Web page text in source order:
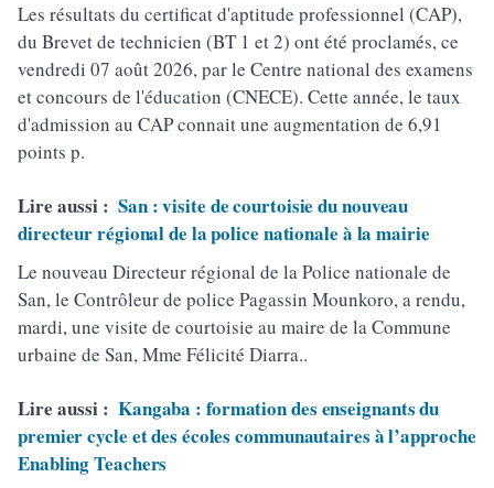
Les résultats du certificat d'aptitude professionnel (CAP),
du Brevet de technicien (BT 1 et 2) ont été proclamés, ce
vendredi 07 août 2026, par le Centre national des examens
et concours de l'éducation (CNECE). Cette année, le taux
d'admission au CAP connait une augmentation de 6,91
points p.
Lire aussi : San : visite de courtoisie du nouveau
directeur régional de la police nationale à la mairie
Le nouveau Directeur régional de la Police nationale de
San, le Contrôleur de police Pagassin Mounkoro, a rendu,
mardi, une visite de courtoisie au maire de la Commune
urbaine de San, Mme Félicité Diarra..
Lire aussi : Kangaba : formation des enseignants du
premier cycle et des écoles communautaires à l’approche
Enabling Teachers